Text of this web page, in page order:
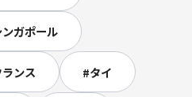
ンガポール
ンス #タイ